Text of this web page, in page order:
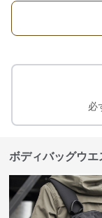
必
ボディバッグウ